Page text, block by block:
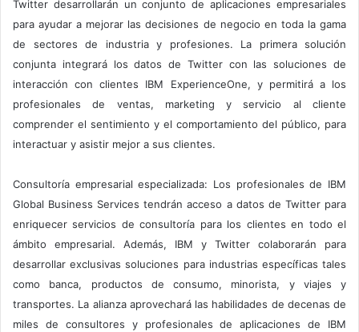
Twitter desarrollarán un conjunto de aplicaciones empresariales
para ayudar a mejorar las decisiones de negocio en toda la gama
de sectores de industria y profesiones. La primera solución
conjunta integrará los datos de Twitter con las soluciones de
interacción con clientes IBM ExperienceOne, y permitirá a los
profesionales de ventas, marketing y servicio al cliente
comprender el sentimiento y el comportamiento del público, para
interactuar y asistir mejor a sus clientes.
Consultoría empresarial especializada: Los profesionales de IBM
Global Business Services tendrán acceso a datos de Twitter para
enriquecer servicios de consultoría para los clientes en todo el
ámbito empresarial. Además, IBM y Twitter colaborarán para
desarrollar exclusivas soluciones para industrias específicas tales
como banca, productos de consumo, minorista, y viajes y
transportes. La alianza aprovechará las habilidades de decenas de
miles de consultores y profesionales de aplicaciones de IBM